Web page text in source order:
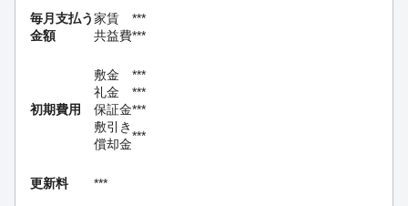
毎月支払う
金額
家賃
***
共益費***
初期費用
敷金
***
礼金
***
保証金***
敷引き
償却金
***
更新料 ***